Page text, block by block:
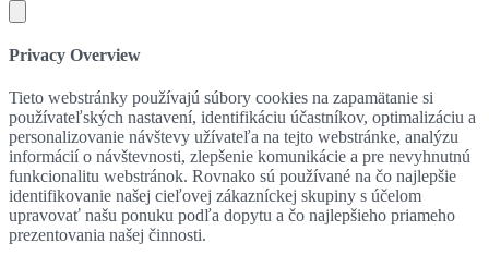
Privacy Overview
Tieto webstránky používajú súbory cookies na zapamätanie si
používateľských nastavení, identifikáciu účastníkov, optimalizáciu a
personalizovanie návštevy užívateľa na tejto webstránke, analýzu
informácií o návštevnosti, zlepšenie komunikácie a pre nevyhnutnú
funkcionalitu webstránok. Rovnako sú používané na čo najlepšie
identifikovanie našej cieľovej zákazníckej skupiny s účelom
upravovať našu ponuku podľa dopytu a čo najlepšieho priameho
prezentovania našej činnosti.